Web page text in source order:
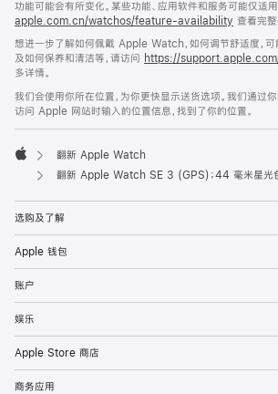
功能可能会有所变化。某些功能、应用软件和服务可能仅适
apple.com.cn/watchos/feature-availability 查看完整
想进一步了解如何佩戴 Apple Watch，如何调节舒适度，可
及如何保养和清洁等，请访问 https://
多详情。
我们会使用你所在位置，为你更快显示送货选项。我们通过
访问 Apple 网站时输入的位置信息，找到了你的位置。
Apple
翻新 Apple Watch
翻新 Apple Watch SE 3 (GPS)；44 毫米星光色铝金属表壳
选购及了解
Apple 钱包
账户
娱乐
Apple Store 商店
商务应用